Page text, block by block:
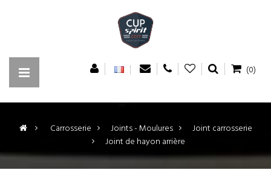
(0)
> Carrosserie > Joints - Moulures >
Joint carrosserie
>
Joint de hayon arrière